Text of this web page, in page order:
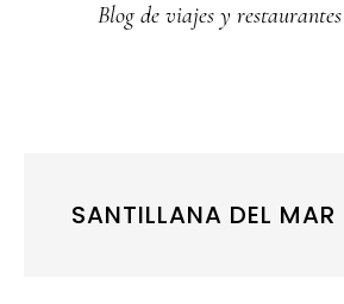
Blog de viajes y
SANTILLANA DEL MAR